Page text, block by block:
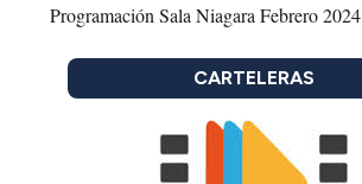
Programación Sala Niagara Febrero 2024
CARTELERAS